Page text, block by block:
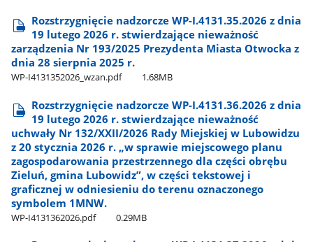
Rozstrzygnięcie nadzorcze WP-I.4131.35.2026 z dnia
19 lutego 2026 r. stwierdzające nieważność
zarządzenia Nr 193/2025 Prezydenta Miasta Otwocka z
dnia 28 sierpnia 2025 r.
WP-I4131352026​_wzan.pdf 1.68MB
Rozstrzygnięcie nadzorcze WP-I.4131.36.2026 z dnia
19 lutego 2026 r. stwierdzające nieważność
uchwały Nr 132/XXII/2026 Rady Miejskiej w Lubowidzu
z 20 stycznia 2026 r. „w sprawie miejscowego planu
zagospodarowania przestrzennego dla części obrębu
Zieluń, gmina Lubowidz”, w części tekstowej i
graficznej w odniesieniu do terenu oznaczonego
symbolem 1MNW.
WP-I4131362026.pdf 0.29MB